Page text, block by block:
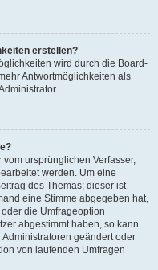
erstellen?
wird durch die Board-
Antwortmöglichkeiten als
ursprünglichen Verfasser,
werden. Um eine
des Themas; dieser ist
eine Stimme abgegeben hat,
die Umfrageoption
abgestimmt haben, so kann
geändert oder
von laufenden Umfragen